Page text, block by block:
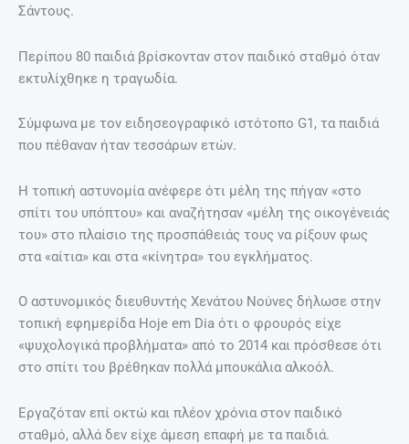
Σάντους.
Περίπου 80 παιδιά βρίσκονταν στον παιδικό σταθμό όταν
εκτυλίχθηκε η τραγωδία.
Σύμφωνα με τον ειδησεογραφικό ιστότοπο G1, τα παιδιά
που πέθαναν ήταν τεσσάρων ετών.
Η τοπική αστυνομία ανέφερε ότι μέλη της πήγαν «στο
σπίτι του υπόπτου» και αναζήτησαν «μέλη της οικογένειάς
του» στο πλαίσιο της προσπάθειάς τους να ρίξουν φως
στα «αίτια» και στα «κίνητρα» του εγκλήματος.
Ο αστυνομικός διευθυντής Χενάτου Νούνες δήλωσε στην
τοπική εφημερίδα Hoje em Dia ότι ο φρουρός είχε
«ψυχολογικά προβλήματα» από το 2014 και πρόσθεσε ότι
στο σπίτι του βρέθηκαν πολλά μπουκάλια αλκοόλ.
Εργαζόταν επί οκτώ και πλέον χρόνια στον παιδικό
σταθμό, αλλά δεν είχε άμεση επαφή με τα παιδιά.